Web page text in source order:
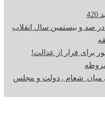
شورا – تبریک ۳۰ تیر در صد و بیستمین سال انقلاب
میان شعام , دولت و مجلس